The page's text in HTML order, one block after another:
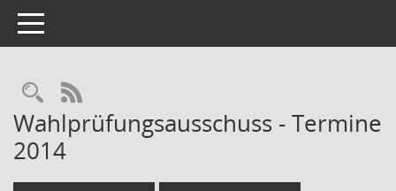
Toggle navigation
Rechercheauswahl
RSS-Feed
Wahlprüfungsausschuss - Termine
2014